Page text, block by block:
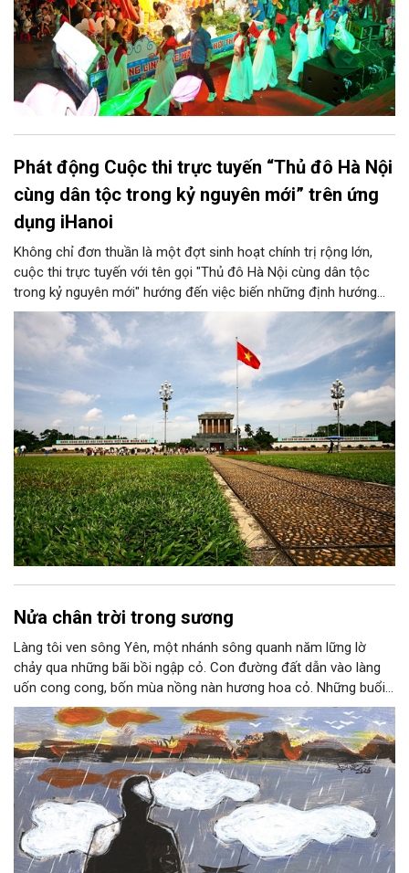
Phát động Cuộc thi trực tuyến “Thủ đô Hà Nội
cùng dân tộc trong kỷ nguyên mới” trên ứng
dụng iHanoi
Không chỉ đơn thuần là một đợt sinh hoạt chính trị rộng lớn,
cuộc thi trực tuyến với tên gọi "Thủ đô Hà Nội cùng dân tộc
trong kỷ nguyên mới" hướng đến việc biến những định hướng
chiến lược trong Nghị quyết số 02-NQ/TW của Bộ Chính trị
thành niềm tin, thành nhận thức chung của mỗi người dân.
Nửa chân trời trong sương
Làng tôi ven sông Yên, một nhánh sông quanh năm lững lờ
chảy qua những bãi bồi ngập cỏ. Con đường đất dẫn vào làng
uốn cong cong, bốn mùa nồng nàn hương hoa cỏ. Những buổi
hoàng hôn, khi nắng đã dịu xuống phía cuối sông, đám hoa tím
lại thẫm màu như có ai vừa rắc lên một lớp khói.